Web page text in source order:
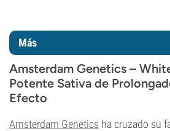
Más
Amsterdam Genetics –
Potente Sativa de
Efecto
Amsterdam Genetics ha cruzado su